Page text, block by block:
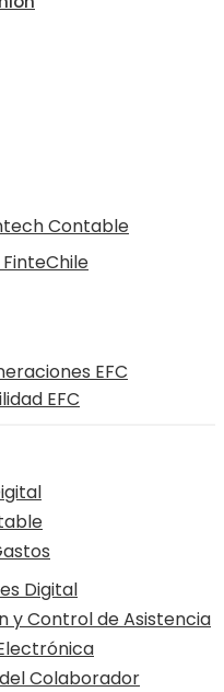
Contable
EFC
EFC
Digital
y Control de Asistencia
Colaborador